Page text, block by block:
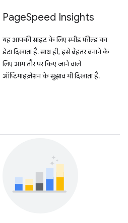
PageSpeed Insights
यह आपकी साइट के लिए स्पीड फ़ील्ड का
डेटा दिखाता है. साथ ही, इसे बेहतर बनाने के
लिए आम तौर पर किए जाने वाले
ऑप्टिमाइज़ेशन के सुझाव भी दिखाता है.